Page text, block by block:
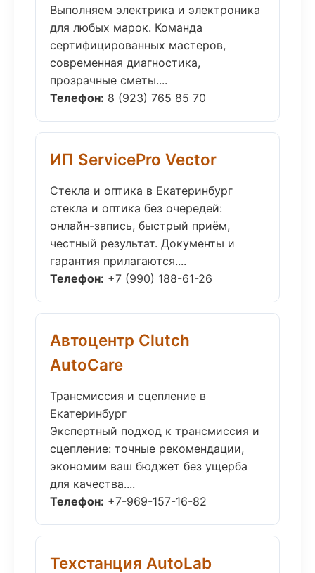
Выполняем электрика и электроника
для любых марок. Команда
сертифицированных мастеров,
современная диагностика,
прозрачные сметы....
Телефон: 8 (923) 765 85 70
ИП ServicePro Vector
Стекла и оптика в Екатеринбург
стекла и оптика без очередей:
онлайн-запись, быстрый приём,
честный результат. Документы и
гарантия прилагаются....
Телефон: +7 (990) 188-61-26
Автоцентр Clutch
AutoCare
Трансмиссия и сцепление в
Екатеринбург
Экспертный подход к трансмиссия и
сцепление: точные рекомендации,
экономим ваш бюджет без ущерба
для качества....
Телефон: +7-969-157-16-82
Техстанция AutoLab